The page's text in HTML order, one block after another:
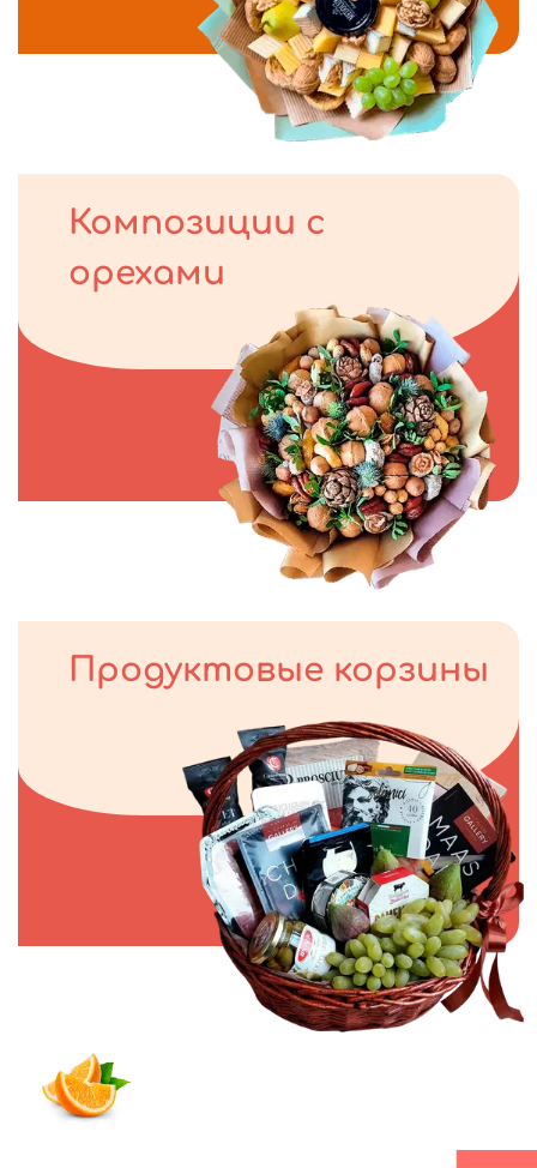
Композиции с
орехами
Продуктовые корзины